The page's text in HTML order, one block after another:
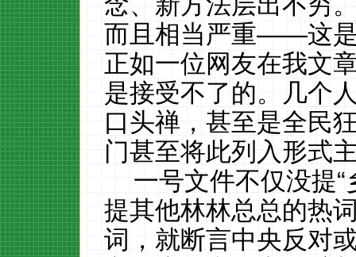
而且相当严重——这
正如一位网友在我文
是接受不了的。几个
口头禅，甚至是全民
门甚至将此列入形式
一号文件不仅没提“
提其他林林总总的热
词，就断言中央反对